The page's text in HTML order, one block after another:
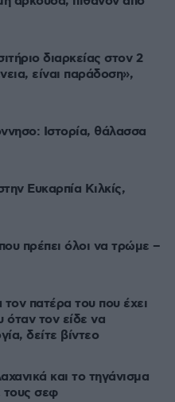
διαρκείας στον 2
είναι παράδοση»,
Ιστορία, θάλασσα
Ευκαρπία Κιλκίς,
πρέπει όλοι να τρώμε –
πατέρα του που έχει
όταν τον είδε να
δείτε βίντεο
και το τηγάνισμα
τους σεφ